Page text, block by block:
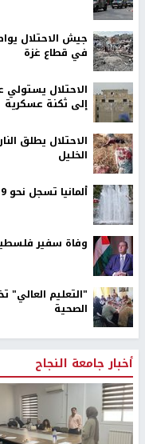
جيش الاحتلال
في قطاع غزة
الاحتلال
إلى ثكنة عسكرية
الاحتلال يطلق
الخليل
ألمانيا تسجل نحو 11.9 ألف وفاة مرتبطة بموجة الحر الشديد
وفاة سفير
"التعليم العالي"
الصحية
أخبار جامعة النجاح